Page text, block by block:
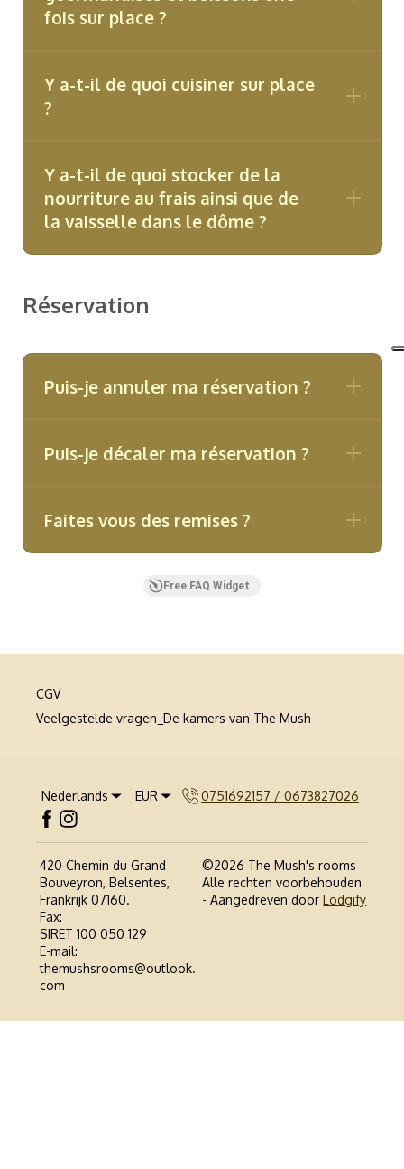
fois sur place ?
Y a-t-il de quoi cuisiner sur place
?
Y a-t-il de quoi stocker de la
nourriture au frais ainsi que de
la vaisselle dans le dôme ?
Réservation
Puis-je annuler ma réservation ?
Puis-je décaler ma réservation ?
Faites vous des remises ?
Free FAQ Widget
CGV
Veelgestelde vragen_De kamers van The Mush
Nederlands EUR 0751692157 / 0673827026
420 Chemin du Grand
Bouveyron, Belsentes,
Frankrijk 07160.
Fax:
SIRET 100 050 129
E-mail:
themushsrooms@outlook.
com
©2026 The Mush's rooms
Alle rechten voorbehouden
- Aangedreven door Lodgify